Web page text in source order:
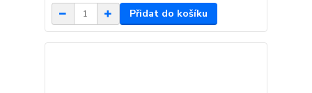
Přidat do košíku